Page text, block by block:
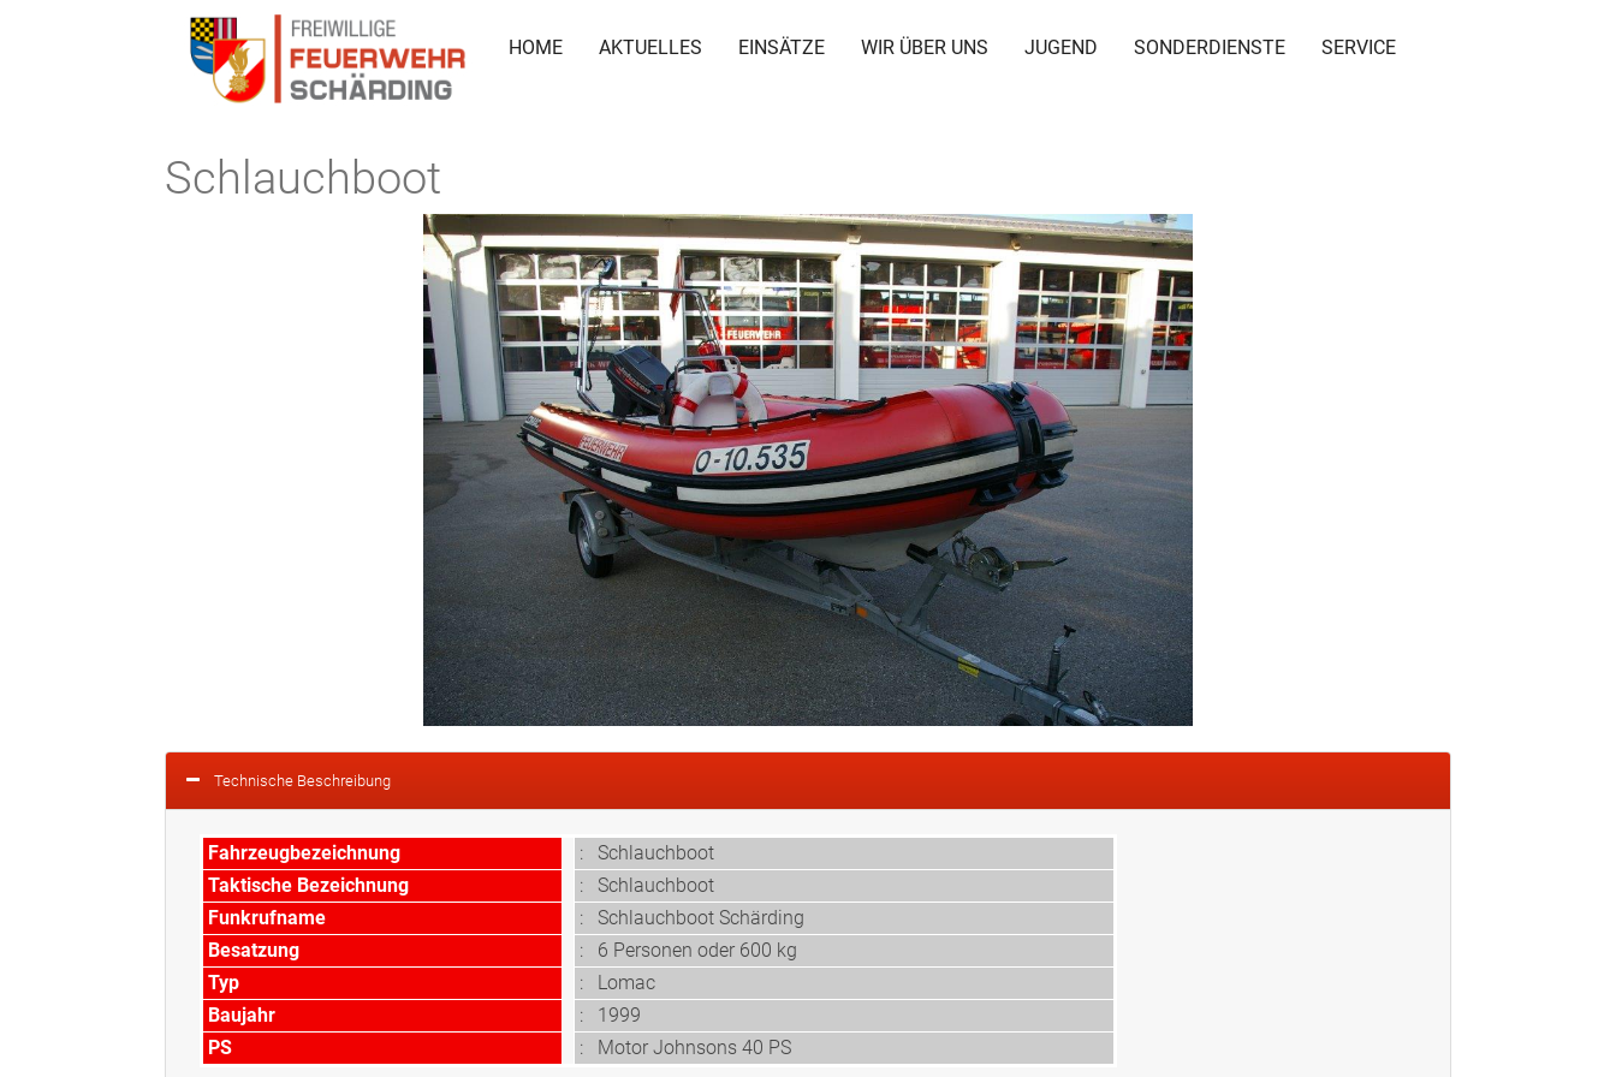
HOME AKTUELLES EINSÄTZE WIR ÜBER UNS JUGEND SONDERDIENSTE SERVICE
Schlauchboot
Technische Beschreibung
Fahrzeugbezeichnung
: Schlauchboot
Taktische Bezeichnung
: Schlauchboot
Funkrufname
: Schlauchboot Schärding
Besatzung
: 6 Personen oder 600 kg
Typ
: Lomac
Baujahr
: 1999
PS
: Motor Johnsons 40 PS